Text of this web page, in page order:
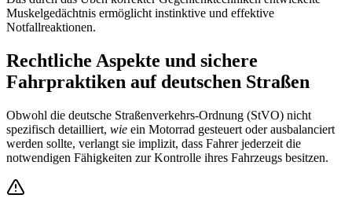
Muskelgedächtnis ermöglicht instinktive und effektive
Notfallreaktionen.
Rechtliche Aspekte und sichere
Fahrpraktiken auf deutschen Straßen
Obwohl die deutsche Straßenverkehrs-Ordnung (StVO) nicht
spezifisch detailliert, wie ein Motorrad gesteuert oder ausbalanciert
werden sollte, verlangt sie implizit, dass Fahrer jederzeit die
notwendigen Fähigkeiten zur Kontrolle ihres Fahrzeugs besitzen.